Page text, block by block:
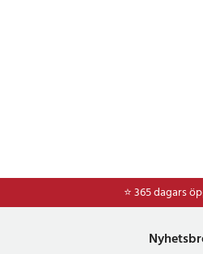
⭐ 365 dagars
⭐Frakt